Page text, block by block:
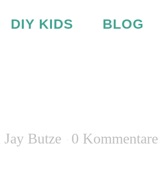
DIY KIDS BLOG
Jay Butze 0 Kommentare